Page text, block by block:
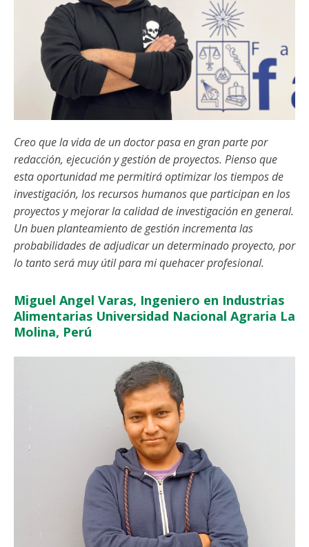
Creo que la vida de un doctor pasa en gran parte por
redacción, ejecución y gestión de proyectos. Pienso que
esta oportunidad me permitirá optimizar los tiempos de
investigación, los recursos humanos que participan en los
proyectos y mejorar la calidad de investigación en general.
Un buen planteamiento de gestión incrementa las
probabilidades de adjudicar un determinado proyecto, por
lo tanto será muy útil para mi quehacer profesional.
Miguel Angel Varas, Ingeniero en Industrias
Alimentarias Universidad Nacional Agraria La
Molina, Perú